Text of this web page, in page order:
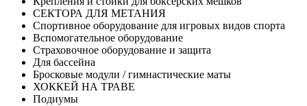
СЕКТОРА ДЛЯ МЕТАНИЯ
Спортивное оборудование для игровых видов спорта
Вспомогательное оборудование
Страховочное оборудование и защита
Для бассейна
Бросковые модули / гимнастические маты
ХОККЕЙ НА ТРАВЕ
Подиумы